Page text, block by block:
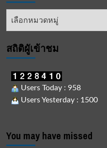
หัวข้อ
สถิติผูัเข้าชม
Users Today : 958
Users Yesterday : 1500
You may have missed